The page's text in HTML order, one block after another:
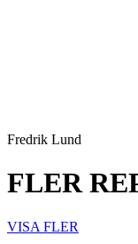
Fredrik Lund
FLER
VISA FLER